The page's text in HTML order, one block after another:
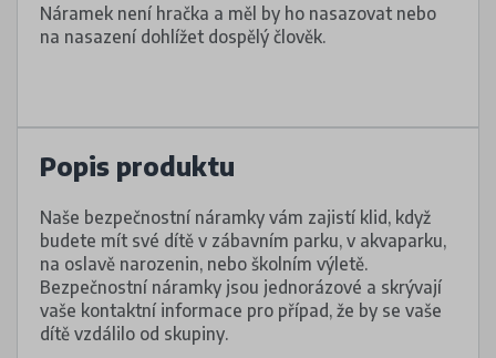
Náramek není hračka a měl by ho nasazovat nebo
na nasazení dohlížet dospělý člověk.
Popis produktu
Naše bezpečnostní náramky vám zajistí klid, když
budete mít své dítě v zábavním parku, v akvaparku,
na oslavě narozenin, nebo školním výletě.
Bezpečnostní náramky jsou jednorázové a skrývají
vaše kontaktní informace pro případ, že by se vaše
dítě vzdálilo od skupiny.